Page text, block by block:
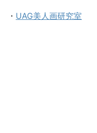
・ UAG美人画研究室